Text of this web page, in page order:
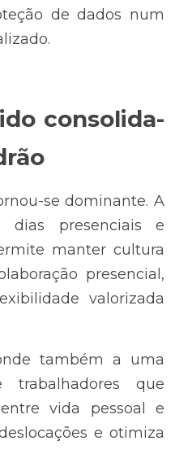
de dados num
consolida-
se dominante. A
dias presenciais e
manter cultura
presencial,
valorizada
também a uma
trabalhadores que
vida pessoal e
e otimiza